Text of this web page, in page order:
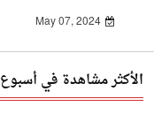
May 07, 2024
الأكثر مشاهدة في أسبوع